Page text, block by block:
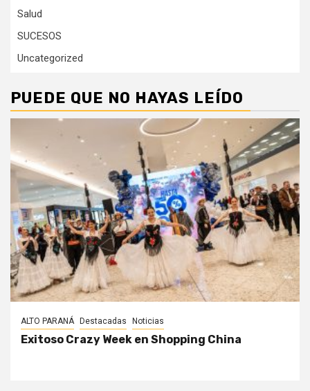
Salud
SUCESOS
Uncategorized
PUEDE QUE NO HAYAS LEÍDO
ALTO PARANÁ Destacadas Noticias
Exitoso Crazy Week en Shopping China